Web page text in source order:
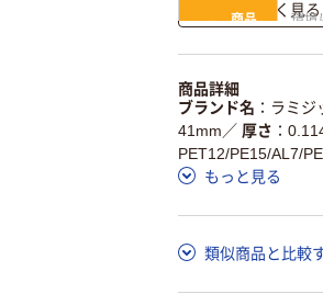
商品
環境
仕組
ある
この商品の環境配慮
ア詳細／加点項目
詳しく見る
商品詳細
ブランド名
ラミジ
41mm ／ 厚さ
PET12/PE15/AL7/
もっと見る
類似商品と比較